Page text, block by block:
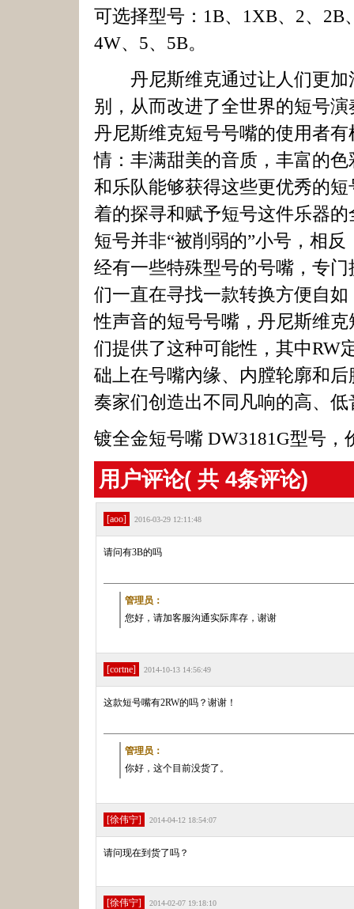
可选择型号：1B、1XB、2、2B
4W、5、5B。
丹尼斯维克通过让人们更加
别，从而改进了全世界的短号
丹尼斯维克短号号嘴的使用者
情：丰满甜美的音质，丰富的
和乐队能够获得这些更优秀的
着的探寻和赋予短号这件乐器
短号并非“被削弱的”小号，相
经有一些特殊型号的号嘴，专
们一直在寻找一款转换方便自
性声音的短号号嘴，丹尼斯维
们提供了这种可能性，其中RW
础上在号嘴內缘、内膛轮廓和
奏家们创造出不同凡响的高、
镀全金短号嘴 DW3181G型号，
用户评论( 共 4条评论)
[aoo] 2016-03-29 12:11:48
请问有3B的吗
管理员：
您好，请加客服沟通实际库存，谢谢
[cortne] 2014-10-13 14:56:49
这款短号嘴有2RW的吗？谢谢！
管理员：
你好，这个目前没货了。
[徐伟宁] 2014-04-12 18:54:07
请问现在到货了吗？
[徐伟宁] 2014-02-07 19:18:10